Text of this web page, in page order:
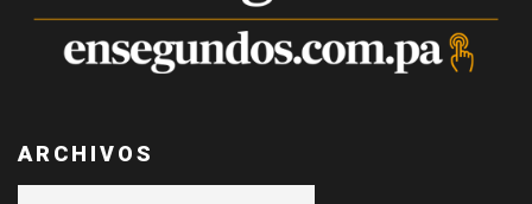
ARCHIVOS